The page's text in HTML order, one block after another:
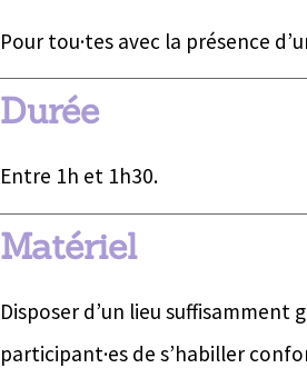
Pour tou·tes avec la présence
Durée
Entre 1h et 1h30.
Matériel
Disposer d’un lieu suffisamment
participant·es de s’habiller